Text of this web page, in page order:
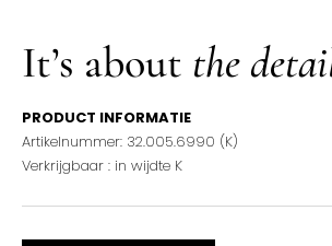
It’s about the
PRODUCT INFORMATIE
Artikelnummer: 32.005.6990 (K)
Verkrijgbaar : in wijdte K